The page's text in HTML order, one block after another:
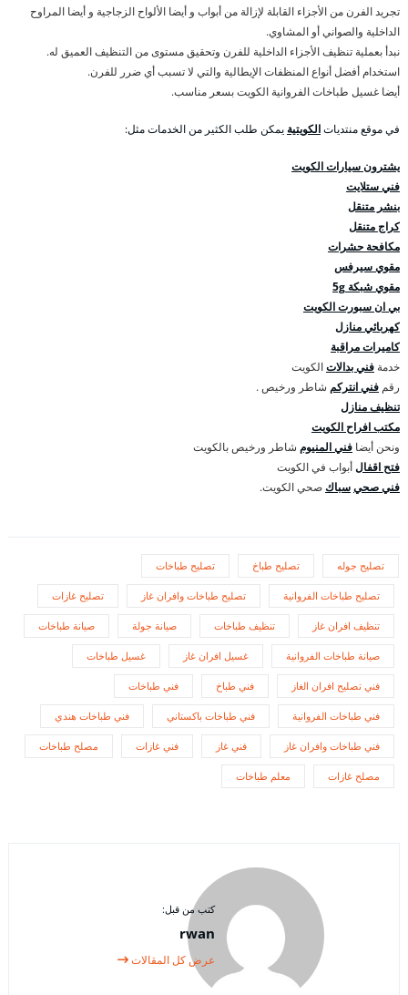
تجريد الفرن من الأجزاء القابلة لإزالة من أبواب و أيضا الألواح الزجاجية و أيضا المراوح
الداخلية والصواني أو المشاوي.
نبدأ بعملية تنظيف الأجزاء الداخلية للفرن وتحقيق مستوى من التنظيف العميق له.
استخدام أفضل أنواع المنظفات الإيطالية والتي لا تسبب أي ضرر للفرن.
أيضا غسيل طباخات الفروانية الكويت بسعر مناسب.
في موقع منتدياتالكويتية يمكن طلب الكثير من الخدمات مثل:
يشترون سيارات الكويت
فني ستلايت
بنشر متنقل
كراج متنقل
مكافحة حشرات
مقوي سيرفس
مقوي شبكة 5g
بي ان سبورت الكويت
كهربائي منازل
كاميرات مراقبة
خدمة فني بدالاتالكويت
رقم فني انتركم شاطر ورخيص .
تنظيف منازل
مكتب افراح الكويت
ونحن أيضا فني المنيوم شاطر ورخيص بالكويت
فتح اقفالأبواب في الكويت
فني صحيسباك صحي الكويت.
تصليح جوله تصليح طباخ تصليح طباخات
تصليح طباخات الفروانية تصليح طباخات وافران غاز تصليح غازات
تنظيف افران غاز تنظيف طباخات صيانة جولة صيانة طباخات
صيانة طباخات الفروانية غسيل افران غاز غسيل طباخات
فني تصليح افران الغاز فني طباخ فني طباخات
فني طباخات الفروانية فني طباخات باكستاني فني طباخات هندي
فني طباخات وافران غاز فني غاز فني غازات مصلح طباخات
مصلح غازات معلم طباخات
كتب من قبل:
rwan
عرض كل المقالات